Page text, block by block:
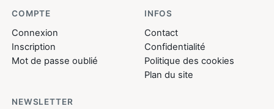
COMPTE
Connexion
Inscription
Mot de passe oublié
INFOS
Contact
Confidentialité
Politique des cookies
Plan du site
NEWSLETTER